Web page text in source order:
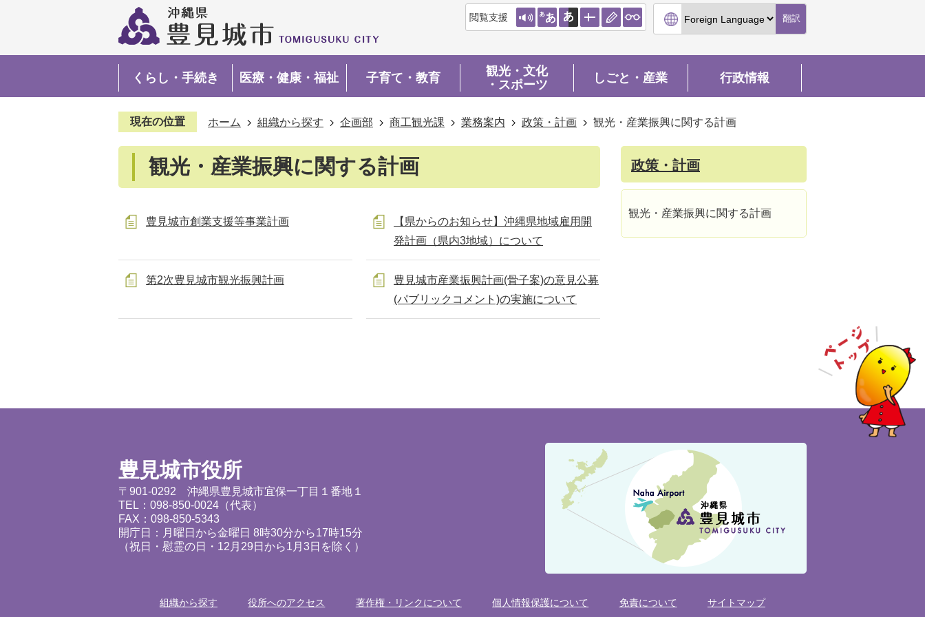
閲覧支援 翻訳
くらし・手続き 医療・健康・福祉 子育て・教育
観光・文化
・スポーツ
しごと・産業 行政情報
現在の位置 ホーム 組織から探す 企画部 商工観光課 業務案内 政策・計画 観光・産業振興に関する計画
観光・産業振興に関する計画
豊見城市創業支援等事業計画
【県からのお知らせ】沖縄県地域雇用開
発計画（県内3地域）について
第2次豊見城市観光振興計画
豊見城市産業振興計画(骨子案)の意見公募
(パブリックコメント)の実施について
政策・計画
観光・産業振興に関する計画
豊見城市役所
〒901-0292 沖縄県豊見城市宜保一丁目１番地１
TEL：098-850-0024（代表）
FAX：098-850-5343
開庁日：月曜日から金曜日 8時30分から17時15分
（祝日・慰霊の日・12月29日から1月3日を除く）
記
組織から探す 役所へのアクセス 著作権・リンクについて 個人情報保護について 免責について サイトマップ